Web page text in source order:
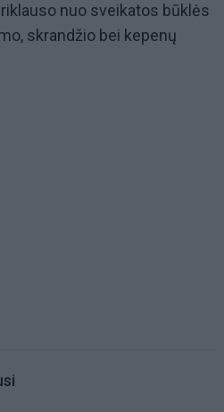
nuo sveikatos būklės
skrandžio bei kepenų